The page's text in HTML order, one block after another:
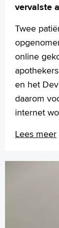
vervalste
Twee
online
en het
daarom
internet
Lees meer